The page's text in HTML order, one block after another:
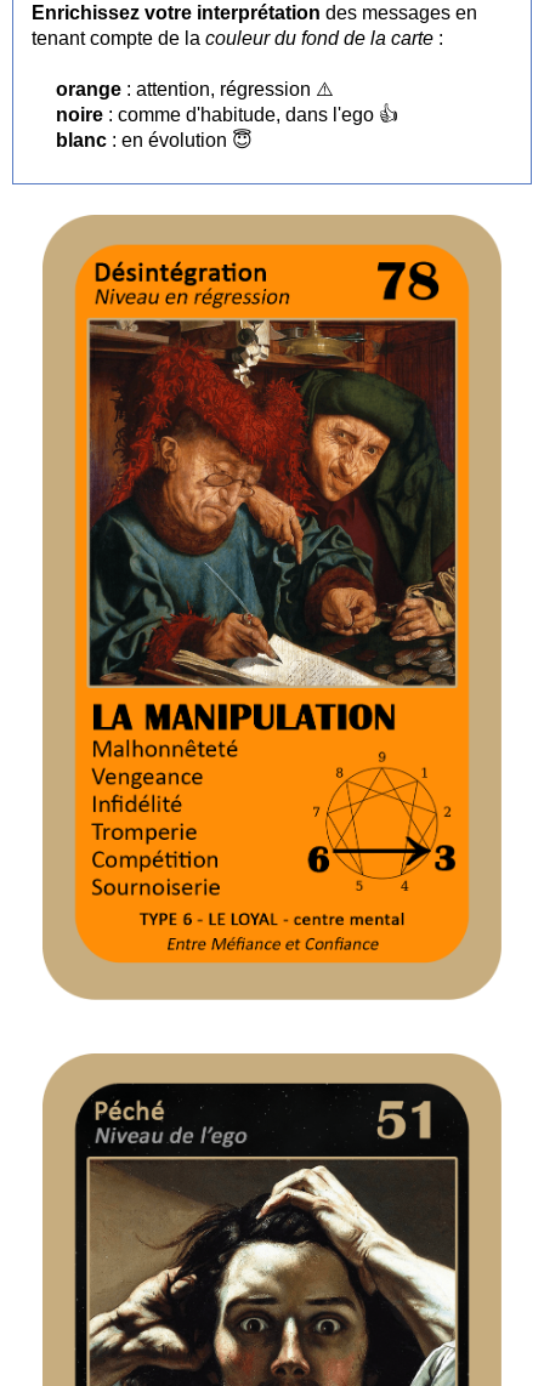
Enrichissez votre interprétation des messages en
tenant compte de la couleur du fond de la carte :
orange : attention, régression ⚠️
noire : comme d'habitude, dans l'ego 👍
blanc : en évolution 😇